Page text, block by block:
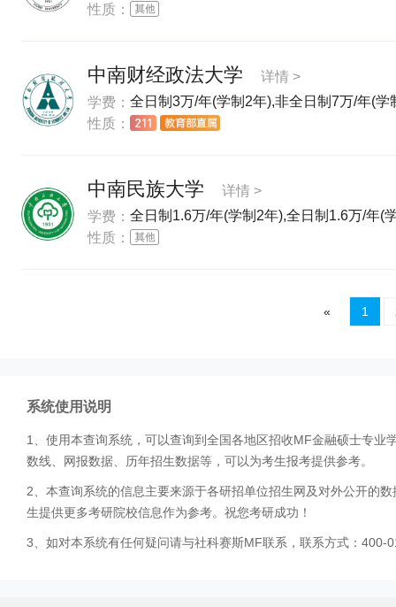
性质：
中南财经政法大学
详情 >
学费： 全日制3万/年(学制2年),非全日制7万/年(
性质：
中南民族大学
详情 >
学费： 全日制1.6万/年(学制2年),全日制1.6万/年(
性质：
« 1
系统使用说明
1、使用本查询系统，可以查询到全国各地区招收MF金融硕士专
数线、网报数据、历年招生数据等，可以为考生报考提供参考。
2、本查询系统的信息主要来源于各研招单位招生网及对外公开的
生提供更多考研院校信息作为参考。祝您考研成功！
3、如对本系统有任何疑问请与社科赛斯MF联系，联系方式：400-